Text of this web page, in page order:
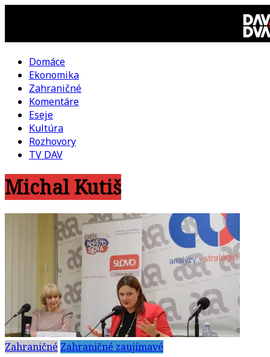
DAV
DVA
kultúrno-
politická
revue
Domáce
Ekonomika
Zahraničné
Komentáre
Eseje
Kultúra
Rozhovory
TV DAV
Michal Kutiš
Zahraničné Zahraničné zaujímavé